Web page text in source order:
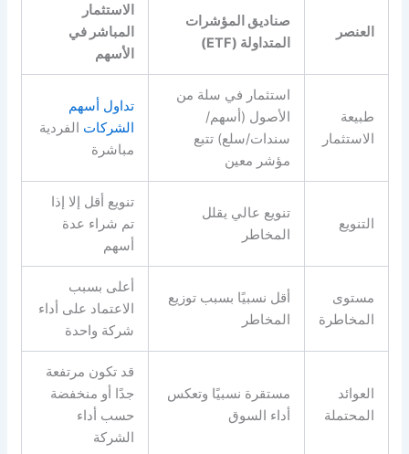
العنصر
صناديق المؤشرات
المتداولة (ETF)
الاستثمار
المباشر في
الأسهم
طبيعة
الاستثمار
استثمار في سلة من
الأصول (أسهم/
سندات/سلع) تتبع
مؤشر معين
تداول أسهم
الشركاتالفردية
مباشرة
التنويع
تنويع عالي يقلل
المخاطر
تنويع أقل إلا إذا
تم شراء عدة
أسهم
مستوى
المخاطرة
أقل نسبيًا بسبب توزيع
المخاطر
أعلى بسبب
الاعتماد على أداء
شركة واحدة
العوائد
المحتملة
مستقرة نسبيًا وتعكس
أداء السوق
قد تكون مرتفعة
جدًا أو منخفضة
حسب أداء
الشركة